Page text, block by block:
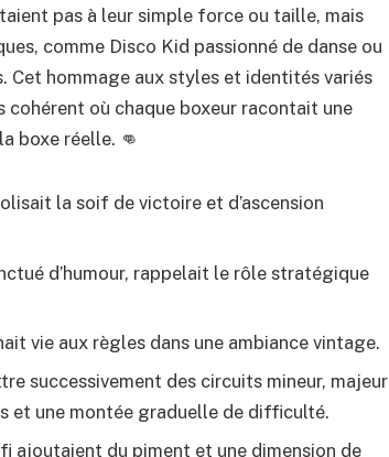
pas à leur simple force ou taille, mais
comme Disco Kid passionné de danse ou
Cet hommage aux styles et identités variés
cohérent où chaque boxeur racontait une
boxe réelle. 👊
la soif de victoire et d’ascension
d’humour, rappelait le rôle stratégique
vie aux règles dans une ambiance vintage.
successivement des circuits mineur, majeur
et une montée graduelle de difficulté.
ajoutaient du piment et une dimension de